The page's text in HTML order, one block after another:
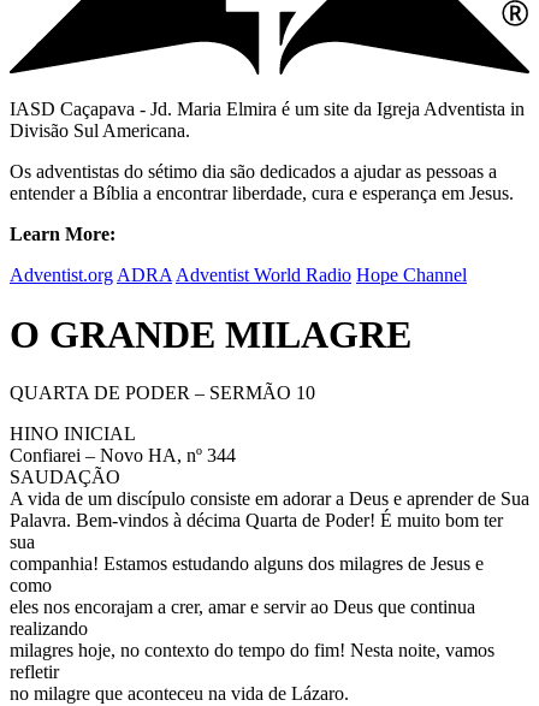
IASD Caçapava - Jd. Maria Elmira é um site da Igreja Adventista in
Divisão Sul Americana.
Os adventistas do sétimo dia são dedicados a ajudar as pessoas a
entender a Bíblia a encontrar liberdade, cura e esperança em Jesus.
Learn More:
Adventist.org ADRA Adventist World Radio Hope Channel
O GRANDE MILAGRE
QUARTA DE PODER – SERMÃO 10
HINO INICIAL
Confiarei – Novo HA, nº 344
SAUDAÇÃO
A vida de um discípulo consiste em adorar a Deus e aprender de Sua
Palavra. Bem-vindos à décima Quarta de Poder! É muito bom ter
sua
companhia! Estamos estudando alguns dos milagres de Jesus e
como
eles nos encorajam a crer, amar e servir ao Deus que continua
realizando
milagres hoje, no contexto do tempo do fim! Nesta noite, vamos
refletir
no milagre que aconteceu na vida de Lázaro.